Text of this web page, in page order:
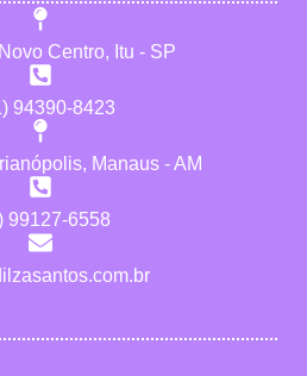
Centro, Itu - SP
94390-8423
Manaus - AM
99127-6558